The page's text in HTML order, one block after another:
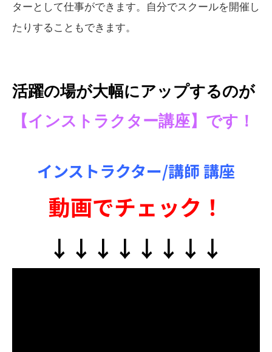
ターとして仕事ができます。自分でスクールを開催し
たりすることもできます。
活躍の場が大幅にアップするのが
【インストラクター講座】です！
インストラクター/講師 講座
動画でチェック！
↓↓↓↓↓↓↓↓